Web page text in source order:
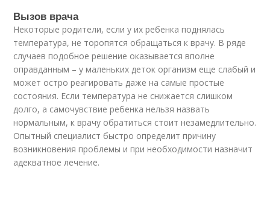
Вызов врача
Некоторые родители, если у их ребенка поднялась
температура, не торопятся обращаться к врачу. В ряде
случаев подобное решение оказывается вполне
оправданным – у маленьких деток организм еще слабый и
может остро реагировать даже на самые простые
состояния. Если температура не снижается слишком
долго, а самочувствие ребенка нельзя назвать
нормальным, к врачу обратиться стоит незамедлительно.
Опытный специалист быстро определит причину
возникновения проблемы и при необходимости назначит
адекватное лечение.